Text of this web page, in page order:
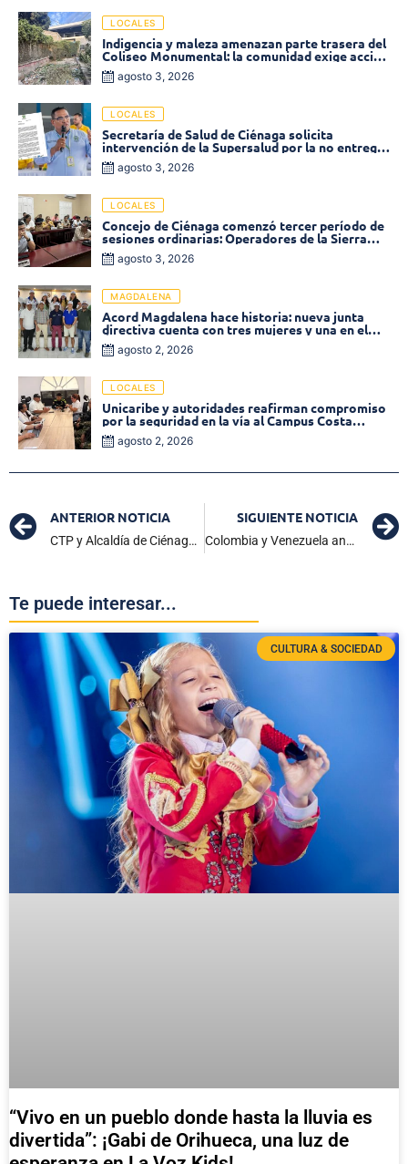
LOCALES
Indigencia y maleza amenazan parte trasera del
Coliseo Monumental: la comunidad exige acción
inmediata!
agosto 3, 2026
LOCALES
Secretaría de Salud de Ciénaga solicita
intervención de la Supersalud por la no entrega
de medicamentos en las EPS
agosto 3, 2026
LOCALES
Concejo de Ciénaga comenzó tercer período de
sesiones ordinarias: Operadores de la Sierra
tema central de la plenaria
agosto 3, 2026
MAGDALENA
Acord Magdalena hace historia: nueva junta
directiva cuenta con tres mujeres y una en el
Órgano de Control
agosto 2, 2026
LOCALES
Unicaribe y autoridades reafirman compromiso
por la seguridad en la vía al Campus Costa
Verdeagosto 2, 2026
ANTERIOR NOTICIA
CTP y Alcaldía de Ciénaga unen esfuerzos para el plan de acción 2025 y revisión del POT
SIGUIENTE NOTICIA
Colombia y Venezuela anuncian operación militar conjunta contra el narcotráfico en la frontera
Te puede interesar...
CULTURA & SOCIEDAD
“Vivo en un pueblo donde hasta la lluvia es
divertida”: ¡Gabi de Orihueca, una luz de